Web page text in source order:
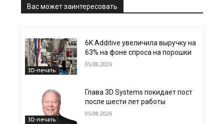
Вас может заинтересовать
3D-печать
6K Additive увеличила выручку на
63% на фоне спроса на порошки
05.08.2026
3D-печать
Глава 3D Systems покидает пост
после шести лет работы
05.08.2026